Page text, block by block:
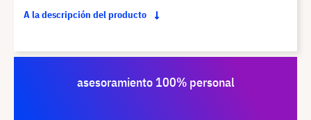
A la descripción del producto
asesoramiento 100% personal